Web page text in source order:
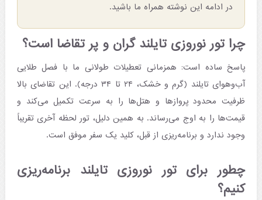
در ادامه این نوشته همراه ما باشید.
چرا تور نوروزی تایلند گران و پر تقاضا است؟
پاسخ ساده است: همزمانی تعطیلات طولانی ما با فصل طلایی
آب‌وهوای تایلند (گرم و خشک، ۲۴ تا ۳۴ درجه). این تقاضای بالا
ظرفیت محدود پروازها و هتل‌ها را به سرعت تکمیل می‌کند و
قیمت‌ها را به اوج می‌رساند. به همین دلیل، تور لحظه آخری تقریباً
وجود ندارد و برنامه‌ریزی از قبل، کلید یک سفر موفق است.
چطور برای تور نوروزی تایلند برنامه‌ریزی
کنیم؟